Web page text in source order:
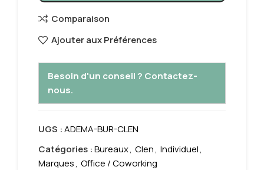
Comparaison
Ajouter aux Préférences
Besoin d'un conseil ? Contactez-
nous.
UGS :ADEMA-BUR-CLEN
Catégories :Bureaux, Clen, Individuel,
Marques, Office / Coworking